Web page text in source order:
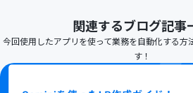
関連するブログ記事
今回使用したアプリを使って業務を自動化する方
す！